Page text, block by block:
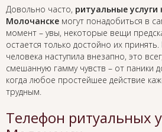
Довольно часто, ритуальные услуги
Молочанске могут понадобиться в
момент – увы, некоторые вещи
остается только достойно их
человека наступила внезапно, это
смешанную гамму чувств – от паники
когда любое простейшее действие
трудным.
Телефон ритуальных